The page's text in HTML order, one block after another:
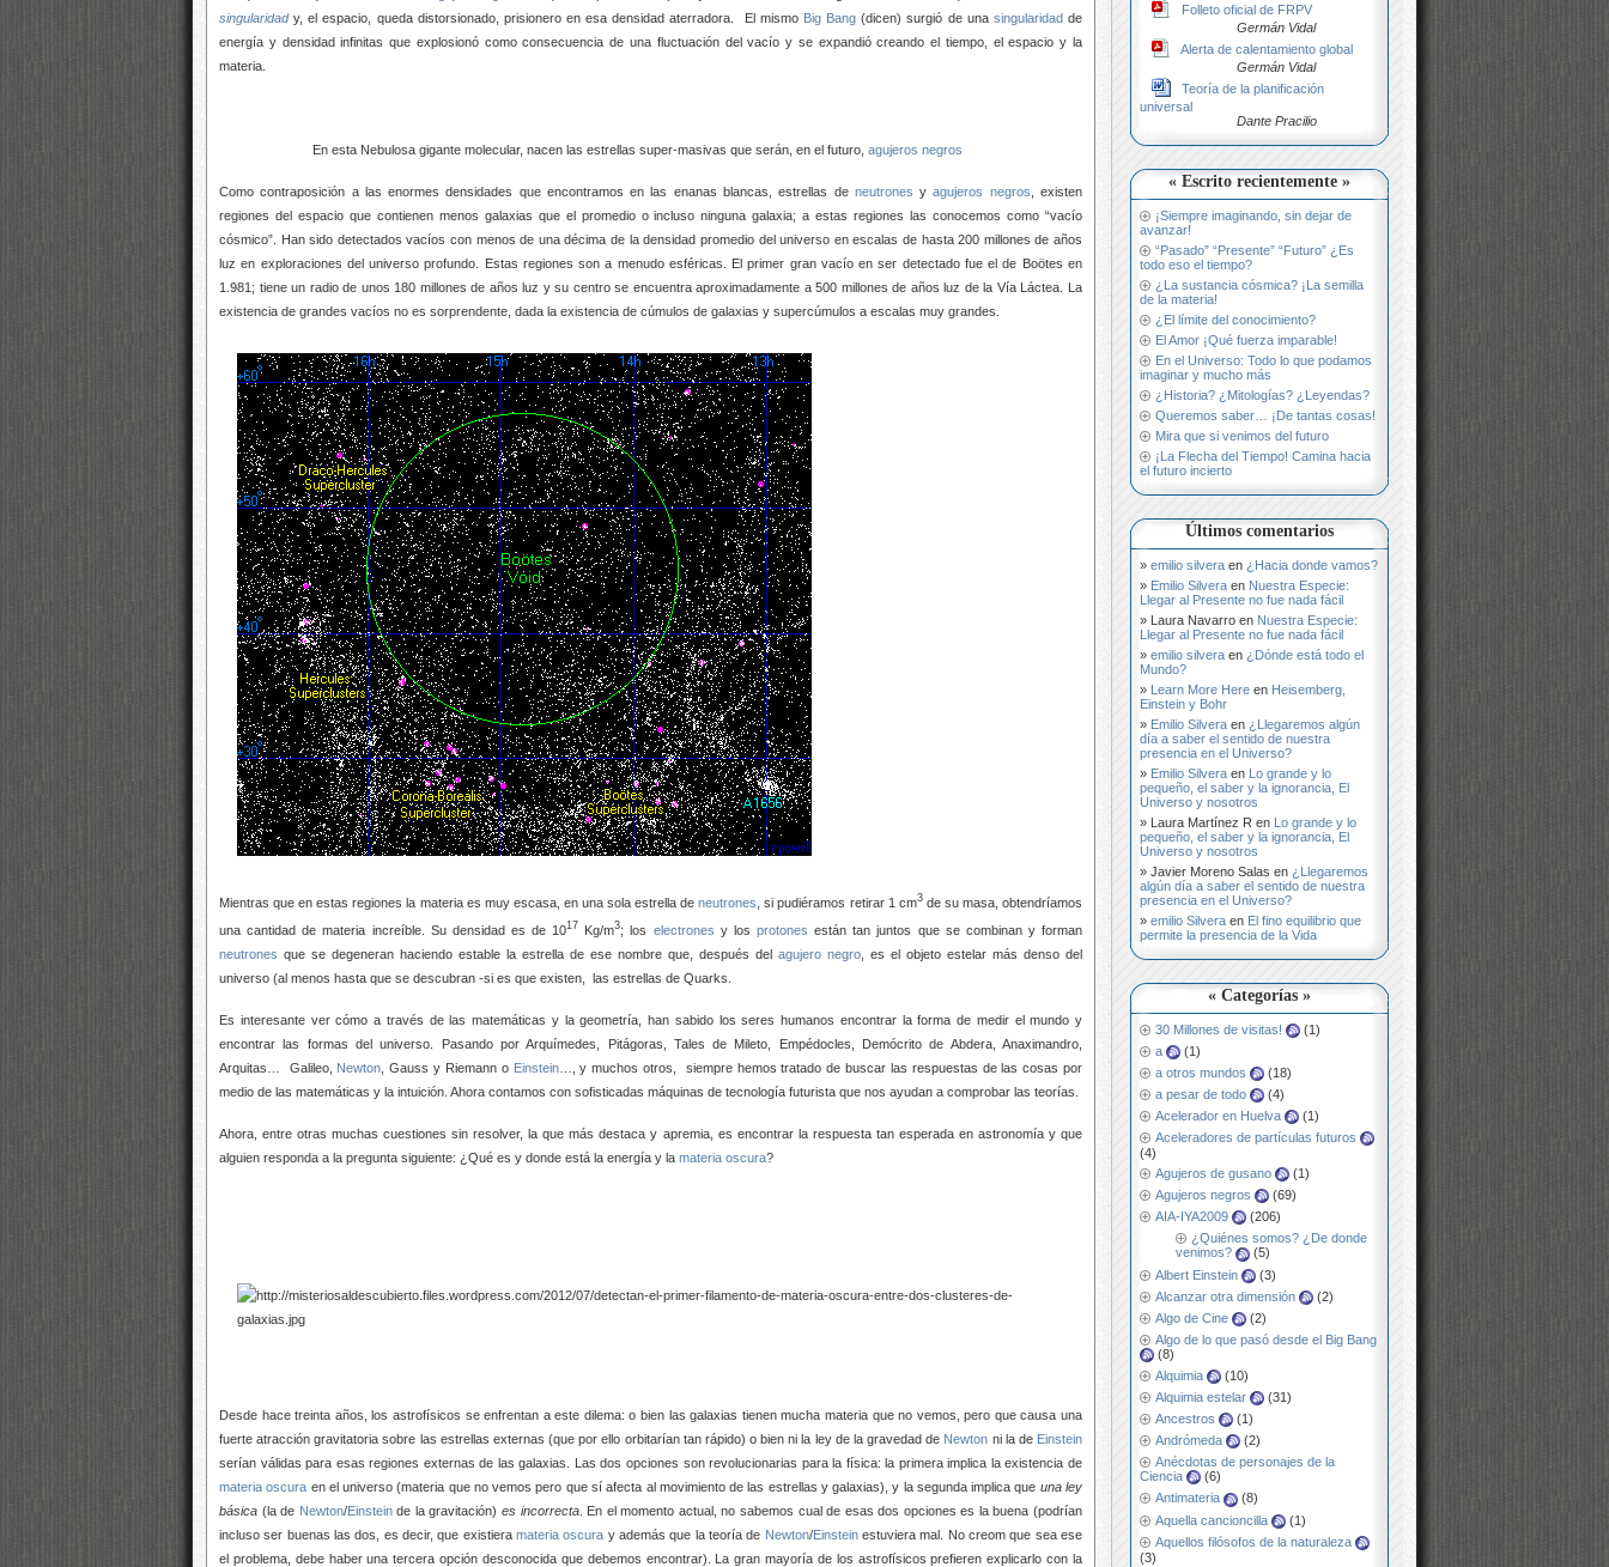
Folleto oficial de FRPV
Germán Vidal
Alerta de calentamiento global
Germán Vidal
Teoría de la planificación
universal
Dante Pracilio
« Escrito recientemente »
¡Siempre imaginando, sin dejar de
avanzar!
“Pasado” “Presente” “Futuro” ¿Es
todo eso el tiempo?
¿La sustancia cósmica? ¡La semilla
de la materia!
¿El límite del conocimiento?
El Amor ¡Qué fuerza imparable!
En el Universo: Todo lo que podamos
imaginar y mucho más
¿Historia? ¿Mitologías? ¿Leyendas?
Queremos saber… ¡De tantas cosas!
Mira que si venimos del futuro
¡La Flecha del Tiempo! Camina hacia
el futuro incierto
Últimos comentarios
emilio silvera en ¿Hacia donde vamos?
Emilio Silvera en Nuestra Especie:
Llegar al Presente no fue nada fácil
Laura Navarro en Nuestra Especie:
Llegar al Presente no fue nada fácil
emilio silvera en ¿Dónde está todo el
Mundo?
Learn More Here en Heisemberg,
Einstein y Bohr
Emilio Silvera en ¿Llegaremos algún
día a saber el sentido de nuestra
presencia en el Universo?
Emilio Silvera en Lo grande y lo
pequeño, el saber y la ignorancia, El
Universo y nosotros
Laura Martínez R en Lo grande y lo
pequeño, el saber y la ignorancia, El
Universo y nosotros
Javier Moreno Salas en ¿Llegaremos
algún día a saber el sentido de nuestra
presencia en el Universo?
emilio Silvera en El fino equilibrio que
permite la presencia de la Vida
« Categorías »
30 Millones de visitas!
(1)
a
(1)
a otros mundos
(18)
a pesar de todo
(4)
Acelerador en Huelva
(1)
Aceleradores de partículas futuros
(4)
Agujeros de gusano
(1)
Agujeros negros
(69)
AIA-IYA2009
(206)
¿Quiénes somos? ¿De donde
venimos?
(5)
Albert Einstein
(3)
Alcanzar otra dimensión
(2)
Algo de Cine
(2)
Algo de lo que pasó desde el Big Bang
(8)
Alquimia
(10)
Alquimia estelar
(31)
Ancestros
(1)
Andrómeda
(2)
Anécdotas de personajes de la
Ciencia
(6)
Antimateria
(8)
Aquella cancioncilla
(1)
Aquellos filósofos de la naturaleza
(3)
singularidady, el espacio, queda distorsionado, prisionero en esa densidad aterradora. El mismo Big Bang (dicen) surgió de una singularidadde
energía y densidad infinitas que explosionó como consecuencia de una fluctuación del vacío y se expandió creando el tiempo, el espacio y la
materia.
En esta Nebulosa gigante molecular, nacen las estrellas super-masivas que serán, en el futuro, agujeros negros
Como contraposición a las enormes densidades que encontramos en las enanas blancas, estrellas de neutrones yagujeros negros , existen
regiones del espacio que contienen menos galaxias que el promedio o incluso ninguna galaxia; a estas regiones las conocemos como “vacío
cósmico”. Han sido detectados vacíos con menos de una décima de la densidad promedio del universo en escalas de hasta 200 millones de años
luz en exploraciones del universo profundo. Estas regiones son a menudo esféricas. El primer gran vacío en ser detectado fue el de Boötes en
1.981; tiene un radio de unos 180 millones de años luz y su centro se encuentra aproximadamente a 500 millones de años luz de la Vía Láctea. La
existencia de grandes vacíos no es sorprendente, dada la existencia de cúmulos de galaxias y supercúmulos a escalas muy grandes.
Mientras que en estas regiones la materia es muy escasa, en una sola estrella deneutrones , si pudiéramos retirar 1 cm3de su masa, obtendríamos
una cantidad de materia increíble. Su densidad es de 1017 Kg/m3; los electrones y los protones están tan juntos que se combinan y forman
neutrones que se degeneran haciendo estable la estrella de ese nombre que, después del agujero negro , es el objeto estelar más denso del
universo (al menos hasta que se descubran -si es que existen, las estrellas de Quarks.
Es interesante ver cómo a través de las matemáticas y la geometría, han sabido los seres humanos encontrar la forma de medir el mundo y
encontrar las formas del universo. Pasando por Arquímedes, Pitágoras, Tales de Mileto, Empédocles, Demócrito de Abdera, Anaximandro,
Arquitas… Galileo, Newton , Gauss y Riemann o Einstein…, y muchos otros, siempre hemos tratado de buscar las respuestas de las cosas por
medio de las matemáticas y la intuición. Ahora contamos con sofisticadas máquinas de tecnología futurista que nos ayudan a comprobar las teorías.
Ahora, entre otras muchas cuestiones sin resolver, la que más destaca y apremia, es encontrar la respuesta tan esperada en astronomía y que
alguien responda a la pregunta siguiente: ¿Qué es y donde está la energía y la materia oscura?
Desde hace treinta años, los astrofísicos se enfrentan a este dilema: o bien las galaxias tienen mucha materia que no vemos, pero que causa una
fuerte atracción gravitatoria sobre las estrellas externas (que por ello orbitarían tan rápido) o bien ni la ley de la gravedad de Newton ni la de Einstein
serían válidas para esas regiones externas de las galaxias. Las dos opciones son revolucionarias para la física: la primera implica la existencia de
materia oscura en el universo (materia que no vemos pero que sí afecta al movimiento de las estrellas y galaxias), y la segunda implica que una ley
básica (la de Newton/Einsteinde la gravitación) es incorrecta. En el momento actual, no sabemos cual de esas dos opciones es la buena (podrían
incluso ser buenas las dos, es decir, que existiera materia oscura y además que la teoría de Newton/Einsteinestuviera mal. No creom que sea ese
el problema, debe haber una tercera opción desconocida que debemos encontrar). La gran mayoría de los astrofísicos prefieren explicarlo con la